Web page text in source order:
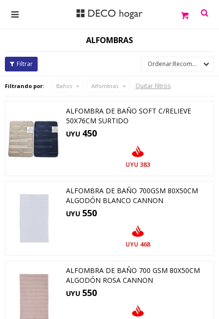

ALFOMBRAS
Recomendados
Filtrando por: Baños Alfombras Quitar filtros
ALFOMBRA DE BAÑO SOFT C/RELIEVE
50X76CM SURTIDO
UYU 450
UYU 383
ALFOMBRA DE BAÑO 700GSM 80X50CM
ALGODÓN BLANCO CANNON
UYU 550
UYU 468
ALFOMBRA DE BAÑO 700 GSM 80X50CM
ALGODÓN ROSA CANNON
UYU 550